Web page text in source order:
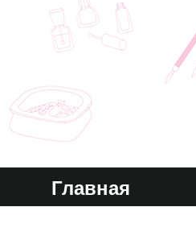
Главная